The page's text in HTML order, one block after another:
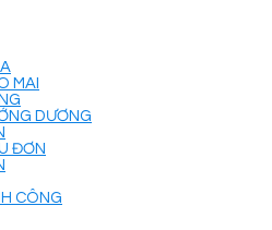
MAI
DƯƠNG
ĐƠN
CÔNG